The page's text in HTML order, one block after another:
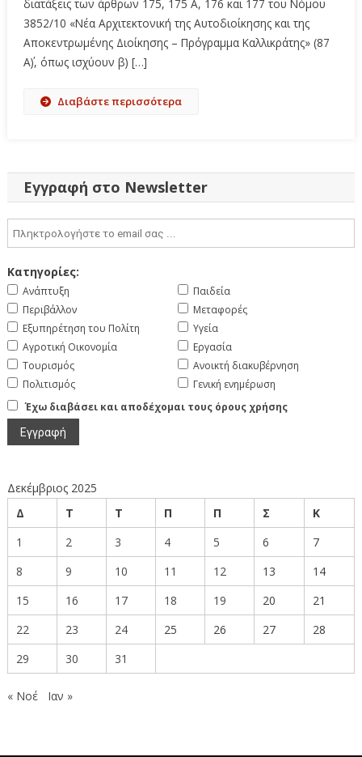
διατάξεις των άρθρων 175, 175 Α, 176 και 177 του Νόμου
3852/10 «Νέα Αρχιτεκτονική της Αυτοδιοίκησης και της
Αποκεντρωμένης Διοίκησης – Πρόγραμμα Καλλικράτης» (87
Α΄), όπως ισχύουν β) […]
Διαβάστε περισσότερα
Εγγραφή στο Newsletter
Κατηγορίες:
Ανάπτυξη
Περιβάλλον
Εξυπηρέτηση του Πολίτη
Αγροτική Οικονομία
Τουρισμός
Πολιτισμός
Παιδεία
Μεταφορές
Υγεία
Εργασία
Ανοικτή διακυβέρνηση
Γενική ενημέρωση
Έχω διαβάσει και αποδέχομαι τους όρους χρήσης
Δεκέμβριος 2025
Δ
Τ Τ Π Π Σ
Κ
1
2 3 4 5 6
7
8
9 10 11 12 13
14
15
16 17 18 19 20
21
22
23 24 25 26 27
28
29
30 31
« Νοέ Ιαν »